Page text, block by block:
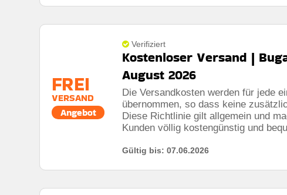
FREI
VERSAND
Angebot
Verifiziert
Kostenloser Versand |
August 2026
Die Versandkosten werden für jede
übernommen, so dass keine
Diese Richtlinie gilt allgemein und
Kunden völlig kostengünstig und
Gültig bis: 07.06.2026